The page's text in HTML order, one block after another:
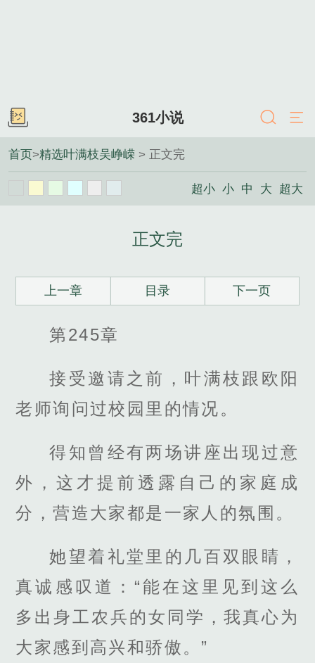
361小说
首页>精选叶满枝吴峥嵘 > 正文完
超小 小 中 大 超大
正文完
上一章 目录 下一页
第245章
接受邀请之前，叶满枝跟欧阳
老师询问过校园里的情况。
得知曾经有两场讲座出现过意
外，这才提前透露自己的家庭成
分，营造大家都是一家人的氛围。
她望着礼堂里的几百双眼睛，
真诚感叹道：“能在这里见到这么
多出身工农兵的女同学，我真心为
大家感到高兴和骄傲。”